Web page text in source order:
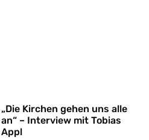
„Die Kirchen gehen uns alle
an“ – Interview mit Tobias
Appl